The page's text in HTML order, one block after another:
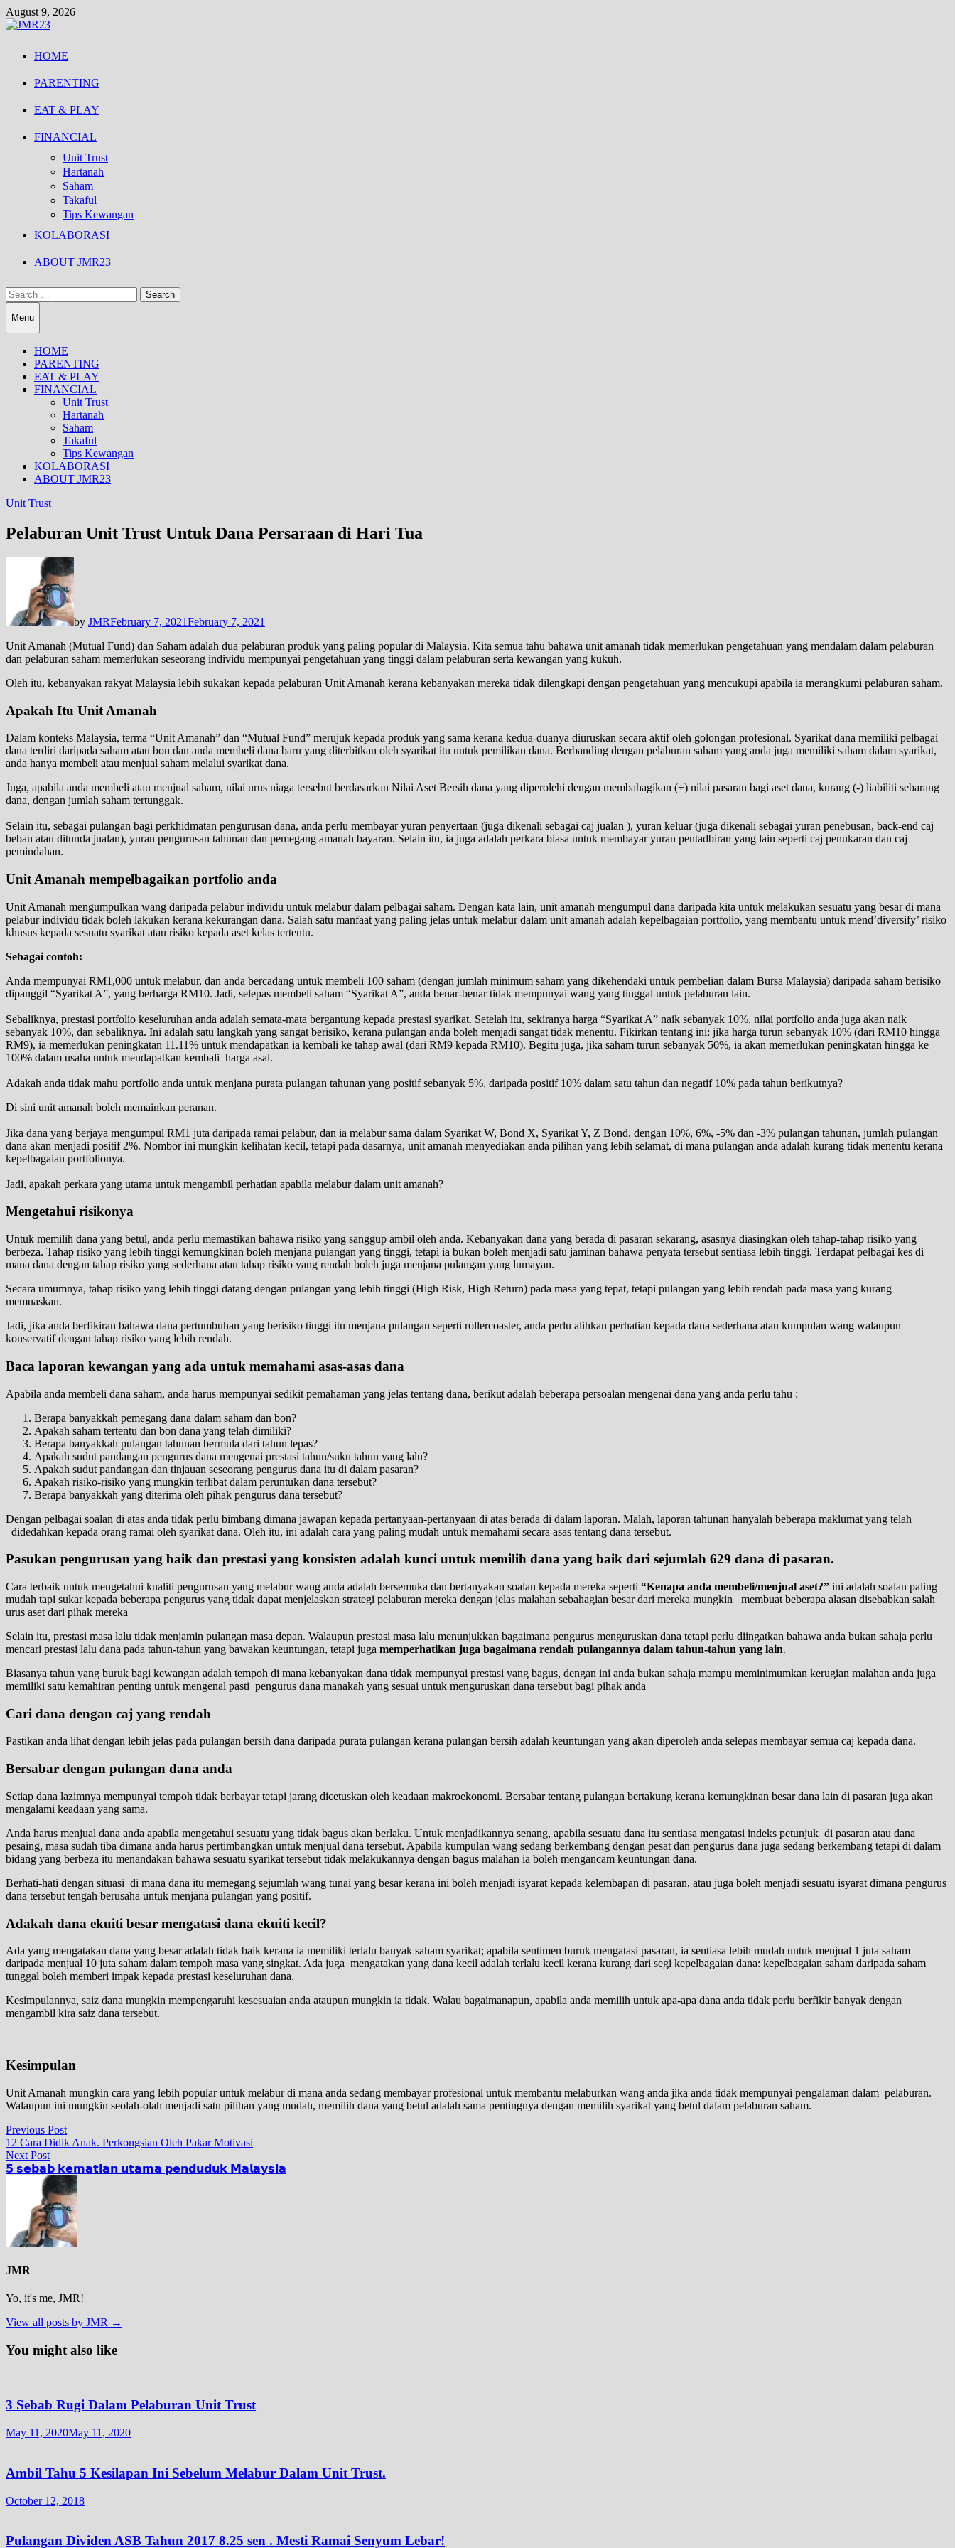
Skip
to
August 9, 2026
HOME
PARENTING
EAT & PLAY
FINANCIAL
Unit Trust
Hartanah
Saham
Takaful
Tips Kewangan
KOLABORASI
ABOUT JMR23
Search
for:
Menu
HOME
PARENTING
EAT & PLAY
FINANCIAL
Unit Trust
Hartanah
Saham
Takaful
Tips Kewangan
KOLABORASI
ABOUT JMR23
Unit Trust
Pelaburan Unit Trust Untuk Dana Persaraan di Hari Tua
by JMRFebruary 7, 2021February 7, 2021
Unit Amanah (Mutual Fund) dan Saham adalah dua pelaburan produk yang paling popular di Malaysia. Kita semua tahu bahawa unit amanah tidak memerlukan pengetahuan yang mendalam dalam pelaburan
dan pelaburan saham memerlukan seseorang individu mempunyai pengetahuan yang tinggi dalam pelaburan serta kewangan yang kukuh.
Oleh itu, kebanyakan rakyat Malaysia lebih sukakan kepada pelaburan Unit Amanah kerana kebanyakan mereka tidak dilengkapi dengan pengetahuan yang mencukupi apabila ia merangkumi pelaburan saham.
Apakah Itu Unit Amanah
Dalam konteks Malaysia, terma “Unit Amanah” dan “Mutual Fund” merujuk kepada produk yang sama kerana kedua-duanya diuruskan secara aktif oleh golongan profesional. Syarikat dana memiliki pelbagai
dana terdiri daripada saham atau bon dan anda membeli dana baru yang diterbitkan oleh syarikat itu untuk pemilikan dana. Berbanding dengan pelaburan saham yang anda juga memiliki saham dalam syarikat,
anda hanya membeli atau menjual saham melalui syarikat dana.
Juga, apabila anda membeli atau menjual saham, nilai urus niaga tersebut berdasarkan Nilai Aset Bersih dana yang diperolehi dengan membahagikan (÷) nilai pasaran bagi aset dana, kurang (-) liabiliti sebarang
dana, dengan jumlah saham tertunggak.
Selain itu, sebagai pulangan bagi perkhidmatan pengurusan dana, anda perlu membayar yuran penyertaan (juga dikenali sebagai caj jualan ), yuran keluar (juga dikenali sebagai yuran penebusan, back-end caj
beban atau ditunda jualan), yuran pengurusan tahunan dan pemegang amanah bayaran. Selain itu, ia juga adalah perkara biasa untuk membayar yuran pentadbiran yang lain seperti caj penukaran dan caj
pemindahan.
Unit Amanah mempelbagaikan portfolio anda
Unit Amanah mengumpulkan wang daripada pelabur individu untuk melabur dalam pelbagai saham. Dengan kata lain, unit amanah mengumpul dana daripada kita untuk melakukan sesuatu yang besar di mana
pelabur individu tidak boleh lakukan kerana kekurangan dana. Salah satu manfaat yang paling jelas untuk melabur dalam unit amanah adalah kepelbagaian portfolio, yang membantu untuk mend’diversify’ risiko
khusus kepada sesuatu syarikat atau risiko kepada aset kelas tertentu.
Sebagai contoh:
Anda mempunyai RM1,000 untuk melabur, dan anda bercadang untuk membeli 100 saham (dengan jumlah minimum saham yang dikehendaki untuk pembelian dalam Bursa Malaysia) daripada saham berisiko
dipanggil “Syarikat A”, yang berharga RM10. Jadi, selepas membeli saham “Syarikat A”, anda benar-benar tidak mempunyai wang yang tinggal untuk pelaburan lain.
Sebaliknya, prestasi portfolio keseluruhan anda adalah semata-mata bergantung kepada prestasi syarikat. Setelah itu, sekiranya harga “Syarikat A” naik sebanyak 10%, nilai portfolio anda juga akan naik
sebanyak 10%, dan sebaliknya. Ini adalah satu langkah yang sangat berisiko, kerana pulangan anda boleh menjadi sangat tidak menentu. Fikirkan tentang ini: jika harga turun sebanyak 10% (dari RM10 hingga
RM9), ia memerlukan peningkatan 11.11% untuk mendapatkan ia kembali ke tahap awal (dari RM9 kepada RM10). Begitu juga, jika saham turun sebanyak 50%, ia akan memerlukan peningkatan hingga ke
100% dalam usaha untuk mendapatkan kembali harga asal.
Adakah anda tidak mahu portfolio anda untuk menjana purata pulangan tahunan yang positif sebanyak 5%, daripada positif 10% dalam satu tahun dan negatif 10% pada tahun berikutnya?
Di sini unit amanah boleh memainkan peranan.
Jika dana yang berjaya mengumpul RM1 juta daripada ramai pelabur, dan ia melabur sama dalam Syarikat W, Bond X, Syarikat Y, Z Bond, dengan 10%, 6%, -5% dan -3% pulangan tahunan, jumlah pulangan
dana akan menjadi positif 2%. Nombor ini mungkin kelihatan kecil, tetapi pada dasarnya, unit amanah menyediakan anda pilihan yang lebih selamat, di mana pulangan anda adalah kurang tidak menentu kerana
kepelbagaian portfolionya.
Jadi, apakah perkara yang utama untuk mengambil perhatian apabila melabur dalam unit amanah?
Mengetahui risikonya
Untuk memilih dana yang betul, anda perlu memastikan bahawa risiko yang sanggup ambil oleh anda. Kebanyakan dana yang berada di pasaran sekarang, asasnya diasingkan oleh tahap-tahap risiko yang
berbeza. Tahap risiko yang lebih tinggi kemungkinan boleh menjana pulangan yang tinggi, tetapi ia bukan boleh menjadi satu jaminan bahawa penyata tersebut sentiasa lebih tinggi. Terdapat pelbagai kes di
mana dana dengan tahap risiko yang sederhana atau tahap risiko yang rendah boleh juga menjana pulangan yang lumayan.
Secara umumnya, tahap risiko yang lebih tinggi datang dengan pulangan yang lebih tinggi (High Risk, High Return) pada masa yang tepat, tetapi pulangan yang lebih rendah pada masa yang kurang
memuaskan.
Jadi, jika anda berfikiran bahawa dana pertumbuhan yang berisiko tinggi itu menjana pulangan seperti rollercoaster, anda perlu alihkan perhatian kepada dana sederhana atau kumpulan wang walaupun
konservatif dengan tahap risiko yang lebih rendah.
Baca laporan kewangan yang ada untuk memahami asas-asas dana
Apabila anda membeli dana saham, anda harus mempunyai sedikit pemahaman yang jelas tentang dana, berikut adalah beberapa persoalan mengenai dana yang anda perlu tahu :
Berapa banyakkah pemegang dana dalam saham dan bon?
Apakah saham tertentu dan bon dana yang telah dimiliki?
Berapa banyakkah pulangan tahunan bermula dari tahun lepas?
Apakah sudut pandangan pengurus dana mengenai prestasi tahun/suku tahun yang lalu?
Apakah sudut pandangan dan tinjauan seseorang pengurus dana itu di dalam pasaran?
Apakah risiko-risiko yang mungkin terlibat dalam peruntukan dana tersebut?
Berapa banyakkah yang diterima oleh pihak pengurus dana tersebut?
Dengan pelbagai soalan di atas anda tidak perlu bimbang dimana jawapan kepada pertanyaan-pertanyaan di atas berada di dalam laporan. Malah, laporan tahunan hanyalah beberapa maklumat yang telah
didedahkan kepada orang ramai oleh syarikat dana. Oleh itu, ini adalah cara yang paling mudah untuk memahami secara asas tentang dana tersebut.
Pasukan pengurusan yang baik dan prestasi yang konsisten adalah kunci untuk memilih dana yang baik dari sejumlah 629 dana di pasaran.
Cara terbaik untuk mengetahui kualiti pengurusan yang melabur wang anda adalah bersemuka dan bertanyakan soalan kepada mereka seperti “Kenapa anda membeli/menjual aset?” ini adalah soalan paling
mudah tapi sukar kepada beberapa pengurus yang tidak dapat menjelaskan strategi pelaburan mereka dengan jelas malahan sebahagian besar dari mereka mungkin membuat beberapa alasan disebabkan salah
urus aset dari pihak mereka
Selain itu, prestasi masa lalu tidak menjamin pulangan masa depan. Walaupun prestasi masa lalu menunjukkan bagaimana pengurus menguruskan dana tetapi perlu diingatkan bahawa anda bukan sahaja perlu
mencari prestasi lalu dana pada tahun-tahun yang bawakan keuntungan, tetapi juga memperhatikan juga bagaimana rendah pulangannya dalam tahun-tahun yang lain.
Biasanya tahun yang buruk bagi kewangan adalah tempoh di mana kebanyakan dana tidak mempunyai prestasi yang bagus, dengan ini anda bukan sahaja mampu meminimumkan kerugian malahan anda juga
memiliki satu kemahiran penting untuk mengenal pasti pengurus dana manakah yang sesuai untuk menguruskan dana tersebut bagi pihak anda
Cari dana dengan caj yang rendah
Pastikan anda lihat dengan lebih jelas pada pulangan bersih dana daripada purata pulangan kerana pulangan bersih adalah keuntungan yang akan diperoleh anda selepas membayar semua caj kepada dana.
Bersabar dengan pulangan dana anda
Setiap dana lazimnya mempunyai tempoh tidak berbayar tetapi jarang dicetuskan oleh keadaan makroekonomi. Bersabar tentang pulangan bertakung kerana kemungkinan besar dana lain di pasaran juga akan
mengalami keadaan yang sama.
Anda harus menjual dana anda apabila mengetahui sesuatu yang tidak bagus akan berlaku. Untuk menjadikannya senang, apabila sesuatu dana itu sentiasa mengatasi indeks petunjuk di pasaran atau dana
pesaing, masa sudah tiba dimana anda harus pertimbangkan untuk menjual dana tersebut. Apabila kumpulan wang sedang berkembang dengan pesat dan pengurus dana juga sedang berkembang tetapi di dalam
bidang yang berbeza itu menandakan bahawa sesuatu syarikat tersebut tidak melakukannya dengan bagus malahan ia boleh mengancam keuntungan dana.
Berhati-hati dengan situasi di mana dana itu memegang sejumlah wang tunai yang besar kerana ini boleh menjadi isyarat kepada kelembapan di pasaran, atau juga boleh menjadi sesuatu isyarat dimana pengurus
dana tersebut tengah berusaha untuk menjana pulangan yang positif.
Adakah dana ekuiti besar mengatasi dana ekuiti kecil?
Ada yang mengatakan dana yang besar adalah tidak baik kerana ia memiliki terlalu banyak saham syarikat; apabila sentimen buruk mengatasi pasaran, ia sentiasa lebih mudah untuk menjual 1 juta saham
daripada menjual 10 juta saham dalam tempoh masa yang singkat. Ada juga mengatakan yang dana kecil adalah terlalu kecil kerana kurang dari segi kepelbagaian dana: kepelbagaian saham daripada saham
tunggal boleh memberi impak kepada prestasi keseluruhan dana.
Kesimpulannya, saiz dana mungkin mempengaruhi kesesuaian anda ataupun mungkin ia tidak. Walau bagaimanapun, apabila anda memilih untuk apa-apa dana anda tidak perlu berfikir banyak dengan
mengambil kira saiz dana tersebut.
Kesimpulan
Unit Amanah mungkin cara yang lebih popular untuk melabur di mana anda sedang membayar profesional untuk membantu melaburkan wang anda jika anda tidak mempunyai pengalaman dalam pelaburan.
Walaupun ini mungkin seolah-olah menjadi satu pilihan yang mudah, memilih dana yang betul adalah sama pentingnya dengan memilih syarikat yang betul dalam pelaburan saham.
Post
navigation
Previous PostPrevious
post:
12 Cara Didik Anak. Perkongsian Oleh Pakar Motivasi
Next PostNext
post:
𝟱 𝘀𝗲𝗯𝗮𝗯 𝗸𝗲𝗺𝗮𝘁𝗶𝗮𝗻 𝘂𝘁𝗮𝗺𝗮 𝗽𝗲𝗻𝗱𝘂𝗱𝘂𝗸 𝗠𝗮𝗹𝗮𝘆𝘀𝗶𝗮
JMR
Yo, it's me, JMR!
View all posts by JMR →
You might also like
3 Sebab Rugi Dalam Pelaburan Unit Trust
May 11, 2020May 11, 2020
Ambil Tahu 5 Kesilapan Ini Sebelum Melabur Dalam Unit Trust.
October 12, 2018
Pulangan Dividen ASB Tahun 2017 8.25 sen . Mesti Ramai Senyum Lebar!